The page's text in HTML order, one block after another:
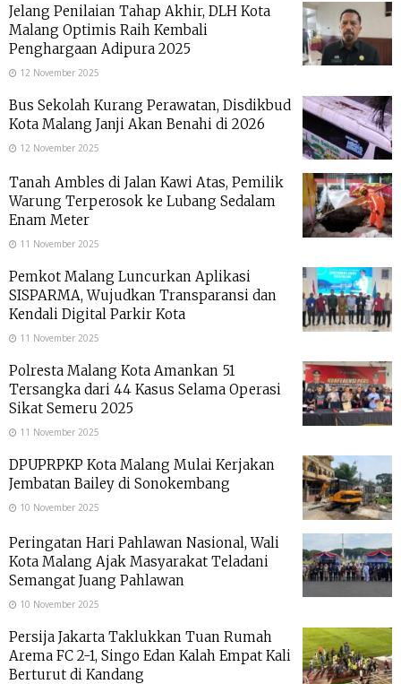
Jelang Penilaian Tahap Akhir, DLH Kota
Malang Optimis Raih Kembali
Penghargaan Adipura 2025
12 November 2025
Bus Sekolah Kurang Perawatan, Disdikbud
Kota Malang Janji Akan Benahi di 2026
12 November 2025
Tanah Ambles di Jalan Kawi Atas, Pemilik
Warung Terperosok ke Lubang Sedalam
Enam Meter
11 November 2025
Pemkot Malang Luncurkan Aplikasi
SISPARMA, Wujudkan Transparansi dan
Kendali Digital Parkir Kota
11 November 2025
Polresta Malang Kota Amankan 51
Tersangka dari 44 Kasus Selama Operasi
Sikat Semeru 2025
11 November 2025
DPUPRPKP Kota Malang Mulai Kerjakan
Jembatan Bailey di Sonokembang
10 November 2025
Peringatan Hari Pahlawan Nasional, Wali
Kota Malang Ajak Masyarakat Teladani
Semangat Juang Pahlawan
10 November 2025
Persija Jakarta Taklukkan Tuan Rumah
Arema FC 2-1, Singo Edan Kalah Empat Kali
Berturut di Kandang